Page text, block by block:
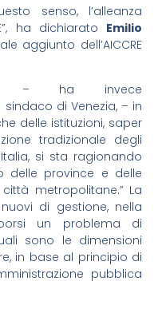
senso, l’alleanza
ha dichiarato Emilio
aggiunto dell’AICCRE
– ha invece
di Venezia, – in
delle istituzioni, saper
tradizionale degli
si sta ragionando
delle province e delle
metropolitane.” La
di gestione, nella
un problema di
sono le dimensioni
in base al principio di
pubblica